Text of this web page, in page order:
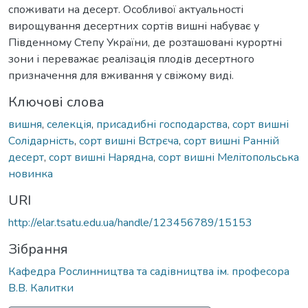
споживати на десерт. Особливої актуальності
вирощування десертних сортів вишні набуває у
Південному Степу України, де розташовані курортні
зони і переважає реалізація плодів десертного
призначення для вживання у свіжому виді.
Ключові слова
вишня, селекція, присадибні господарства, сорт вишні
Солідарність, сорт вишні Встрєча, сорт вишні Ранній
десерт, сорт вишні Нарядна, сорт вишні Мелітопольська
новинка
URI
http://elar.tsatu.edu.ua/handle/123456789/15153
Зібрання
Кафедра Рослинництва та садівництва ім. професора
В.В. Калитки